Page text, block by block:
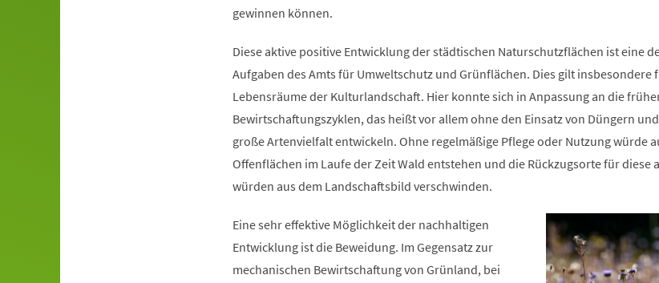
gewinnen können.
Diese aktive positive Entwicklung der städtischen Naturschutzflächen ist eine
Aufgaben des Amts für Umweltschutz und Grünflächen. Dies gilt insbesondere
Lebensräume der Kulturlandschaft. Hier konnte sich in Anpassung an die
Bewirtschaftungszyklen, das heißt vor allem ohne den Einsatz von Düngern
große Artenvielfalt entwickeln. Ohne regelmäßige Pflege oder Nutzung würde
Offenflächen im Laufe der Zeit Wald entstehen und die Rückzugsorte für diese
würden aus dem Landschaftsbild verschwinden.
Eine sehr effektive Möglichkeit der nachhaltigen
Entwicklung ist die Beweidung. Im Gegensatz zur
mechanischen Bewirtschaftung von Grünland, bei